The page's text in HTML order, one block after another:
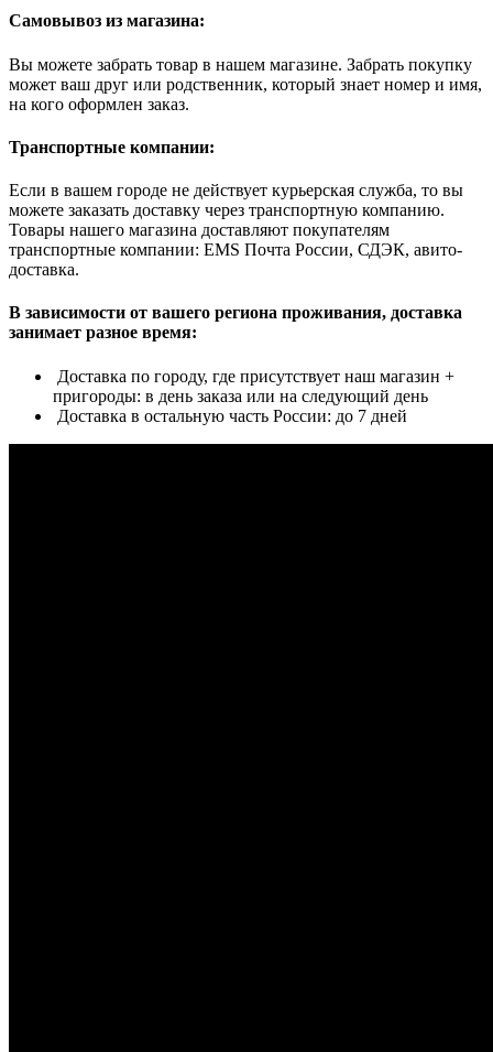
Самовывоз из магазина:
Вы можете забрать товар в нашем магазине. Забрать покупку
может ваш друг или родственник, который знает номер и имя,
на кого оформлен заказ.
Транспортные компании:
Если в вашем городе не действует курьерская служба, то вы
можете заказать доставку через транспортную компанию.
Товары нашего магазина доставляют покупателям
транспортные компании: EMS Почта России, СДЭК, авито-
доставка.
В зависимости от вашего региона проживания, доставка
занимает разное время:
Доставка по городу, где присутствует наш магазин +
пригороды: в день заказа или на следующий день
Доставка в остальную часть России: до 7 дней